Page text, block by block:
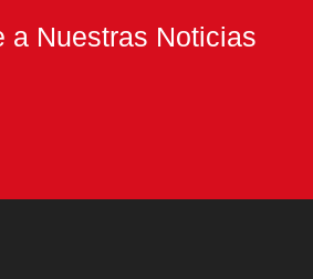
a Nuestras Noticias